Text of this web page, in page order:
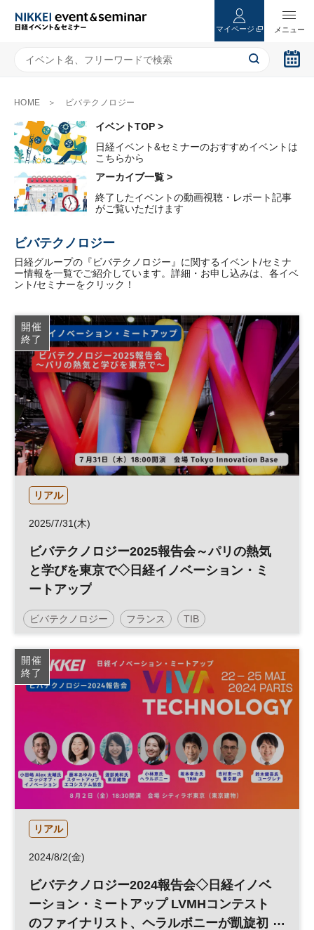
マイページ
HOME ビバテクノロジー
イベントTOP >
日経イベント&セミナーのおすすめイベントは
こちらから
アーカイブ一覧 >
終了したイベントの動画視聴・レポート記事
がご覧いただけます
ビバテクノロジー
日経グループの『ビバテクノロジー』に関するイベント/セミナ
ー情報を一覧でご紹介しています。詳細・お申し込みは、各イベ
ント/セミナーをクリック！
開催
終了
リアル
2025/7/31(木)
ビバテクノロジー2025報告会～パリの熱気
と学びを東京で◇日経イノベーション・ミ
ートアップ
ビバテクノロジー フランス TIB
日経イノベーション・ミートアップ テクノロジー
スタートアップ フレンチテック グローバル
参加無料
オープンイノベーション 平日夜開催
開催
終了
リアル
2024/8/2(金)
ビバテクノロジー2024報告会◇日経イノベ
ーション・ミートアップ LVMHコンテスト
のファイナリスト、ヘラルボニーが凱旋初